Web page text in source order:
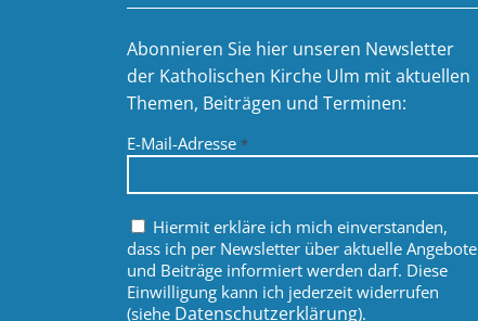
Abonnieren Sie hier unseren Newsletter
der Katholischen Kirche Ulm mit aktuellen
Themen, Beiträgen und Terminen:
E-Mail-Adresse*
Hiermit erkläre ich mich einverstanden,
dass ich per Newsletter über aktuelle Angebote
und Beiträge informiert werden darf. Diese
Einwilligung kann ich jederzeit widerrufen
(siehe Datenschutzerklärung).